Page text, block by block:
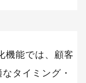
機能では、顧客
タイミング・